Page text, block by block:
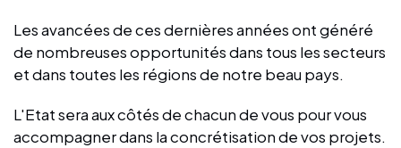
Les avancées de ces dernières années ont généré
de nombreuses opportunités dans tous les secteurs
et dans toutes les régions de notre beau pays.
L'Etat sera aux côtés de chacun de vous pour vous
accompagner dans la concrétisation de vos projets.